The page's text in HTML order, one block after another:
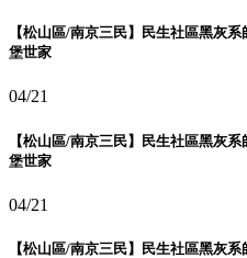
【松山區/南京三民】民生社區黑灰
堡世家
04/21
【松山區/南京三民】民生社區黑灰
堡世家
04/21
【松山區/南京三民】民生社區黑灰